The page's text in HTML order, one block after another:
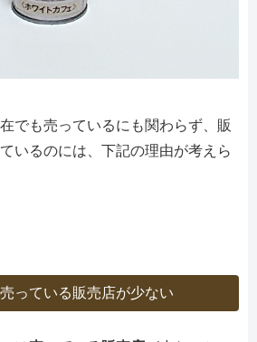
でも売っているにも関わらず、販
いるのには、下記の理由が考えら
っている販売店が少ない